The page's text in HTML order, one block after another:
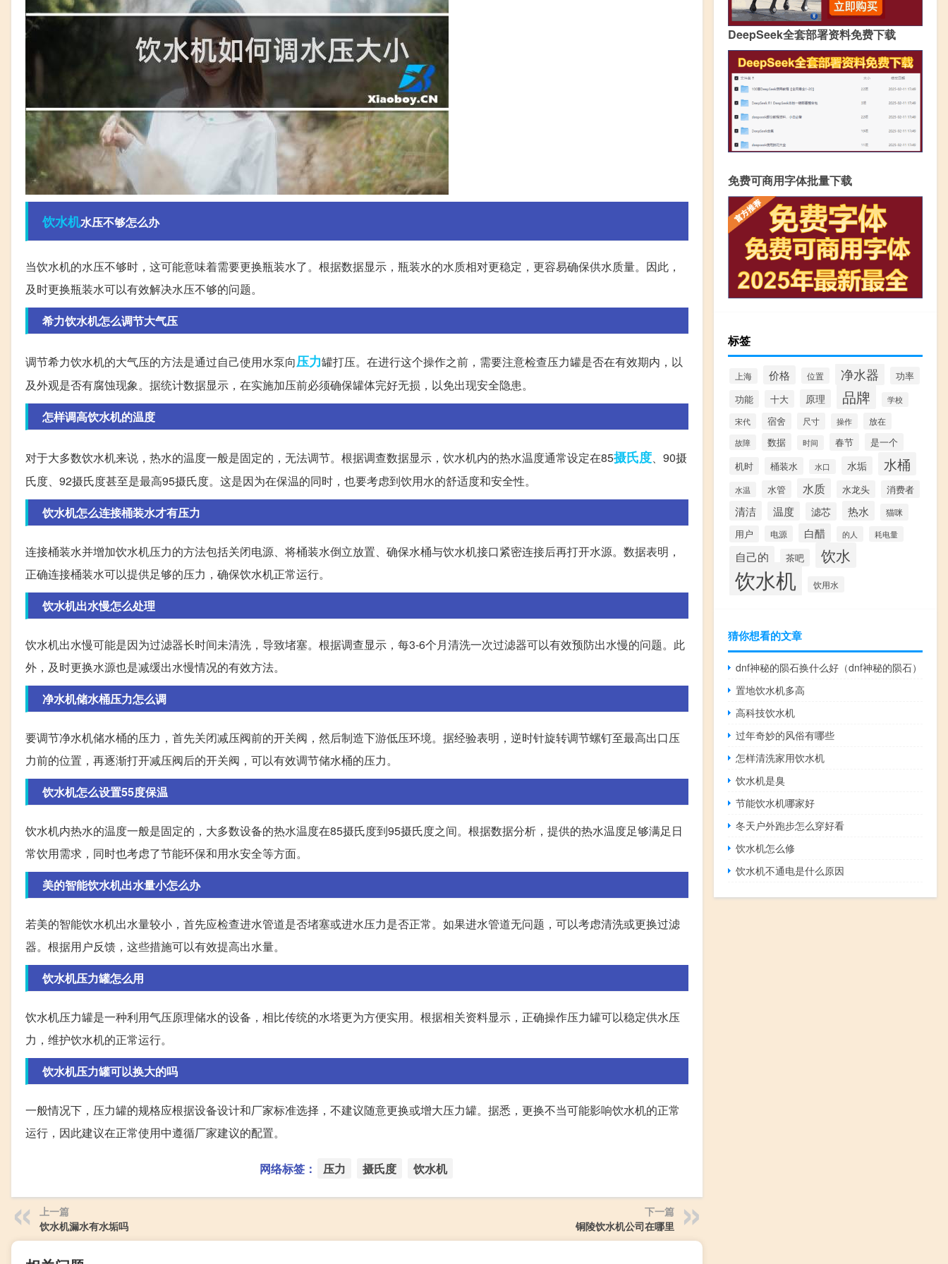
饮水机水压不够怎么办
当饮水机的水压不够时，这可能意味着需要更换瓶装水了。根据数据显示，瓶装水的水质相对更稳定，更容易确保供水质量。因此，
及时更换瓶装水可以有效解决水压不够的问题。
希力饮水机怎么调节大气压
调节希力饮水机的大气压的方法是通过自己使用水泵向压力罐打压。在进行这个操作之前，需要注意检查压力罐是否在有效期内，以
及外观是否有腐蚀现象。据统计数据显示，在实施加压前必须确保罐体完好无损，以免出现安全隐患。
怎样调高饮水机的温度
对于大多数饮水机来说，热水的温度一般是固定的，无法调节。根据调查数据显示，饮水机内的热水温度通常设定在85摄氏度、90摄
氏度、92摄氏度甚至是最高95摄氏度。这是因为在保温的同时，也要考虑到饮用水的舒适度和安全性。
饮水机怎么连接桶装水才有压力
连接桶装水并增加饮水机压力的方法包括关闭电源、将桶装水倒立放置、确保水桶与饮水机接口紧密连接后再打开水源。数据表明，
正确连接桶装水可以提供足够的压力，确保饮水机正常运行。
饮水机出水慢怎么处理
饮水机出水慢可能是因为过滤器长时间未清洗，导致堵塞。根据调查显示，每3-6个月清洗一次过滤器可以有效预防出水慢的问题。此
外，及时更换水源也是减缓出水慢情况的有效方法。
净水机储水桶压力怎么调
要调节净水机储水桶的压力，首先关闭减压阀前的开关阀，然后制造下游低压环境。据经验表明，逆时针旋转调节螺钉至最高出口压
力前的位置，再逐渐打开减压阀后的开关阀，可以有效调节储水桶的压力。
饮水机怎么设置55度保温
饮水机内热水的温度一般是固定的，大多数设备的热水温度在85摄氏度到95摄氏度之间。根据数据分析，提供的热水温度足够满足日
常饮用需求，同时也考虑了节能环保和用水安全等方面。
美的智能饮水机出水量小怎么办
若美的智能饮水机出水量较小，首先应检查进水管道是否堵塞或进水压力是否正常。如果进水管道无问题，可以考虑清洗或更换过滤
器。根据用户反馈，这些措施可以有效提高出水量。
饮水机压力罐怎么用
饮水机压力罐是一种利用气压原理储水的设备，相比传统的水塔更为方便实用。根据相关资料显示，正确操作压力罐可以稳定供水压
力，维护饮水机的正常运行。
饮水机压力罐可以换大的吗
一般情况下，压力罐的规格应根据设备设计和厂家标准选择，不建议随意更换或增大压力罐。据悉，更换不当可能影响饮水机的正常
运行，因此建议在正常使用中遵循厂家建议的配置。
网络标签： 压力 摄氏度 饮水机
上一篇
饮水机漏水有水垢吗
下一篇
铜陵饮水机公司在哪里
DeepSeek全套部署资料免费下载
免费可商用字体批量下载
标签
上海 价格 位置 净水器
功率
功能
十大 原理 品牌 学校
宋代 宿舍 尺寸 操作 放在
故障 数据 时间 春节
是一个
机时
桶装水 水口 水垢 水桶
水温 水管 水质 水龙头 消费者
清洁 温度 滤芯 热水
猫咪
用户
电源 白醋 的人 耗电量
自己的 茶吧 饮水
饮水机 饮用水
猜你想看的文章
dnf神秘的陨石换什么好（dnf神秘的陨石）
置地饮水机多高
高科技饮水机
过年奇妙的风俗有哪些
怎样清洗家用饮水机
饮水机是臭
节能饮水机哪家好
冬天户外跑步怎么穿好看
饮水机怎么修
饮水机不通电是什么原因